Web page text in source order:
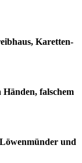
Karetten-
falschem
und